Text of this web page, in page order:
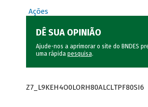
Ações
DÊ SUA OPINIÃO
Ajude-nos a aprimorar o site do BNDES
uma rápida pesquisa.
Z7_L9KEH4O0LORH80ALCLTPF80SI6